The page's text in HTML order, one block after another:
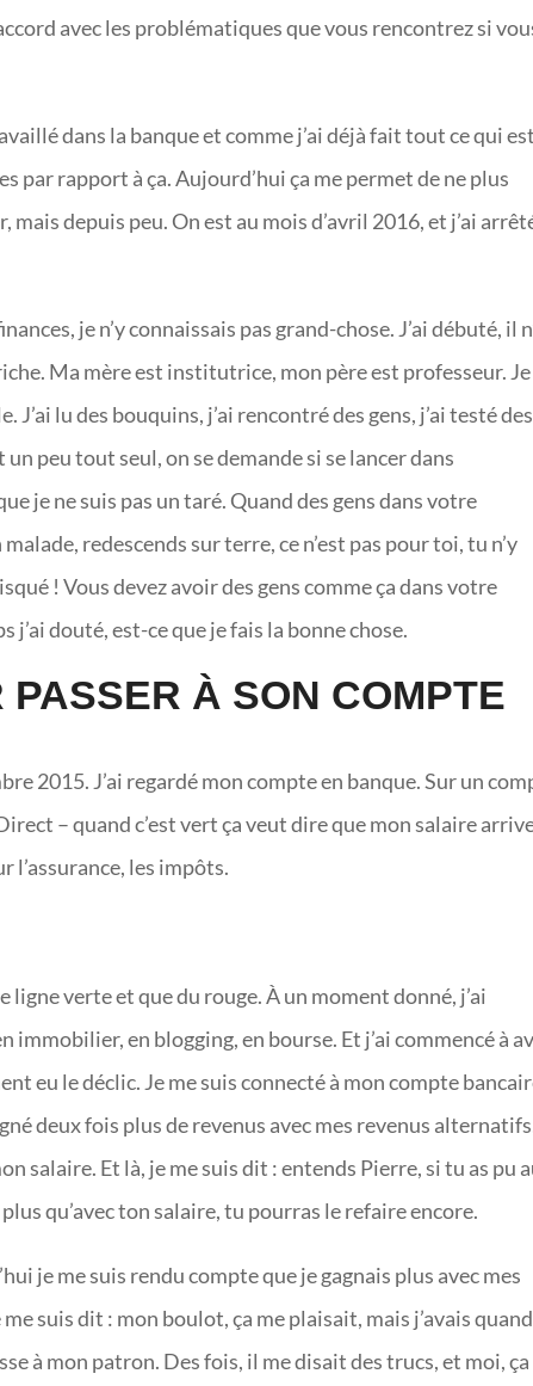
avec les problématiques que vous rencontrez si
dans la banque et comme j’ai déjà fait tout ce qui
par rapport à ça. Aujourd’hui ça me permet de ne plus
mais depuis peu. On est au mois d’avril 2016, et j’ai
je n’y connaissais pas grand-chose. J’ai débuté, il
Ma mère est institutrice, mon père est professeur. Je
J’ai lu des bouquins, j’ai rencontré des gens, j’ai testé des
peu tout seul, on se demande si se lancer dans
je ne suis pas un taré. Quand des gens dans votre
redescends sur terre, ce n’est pas pour toi, tu n’y
! Vous devez avoir des gens comme ça dans votre
j’ai douté, est-ce que je fais la bonne chose.
À SON COMPTE
2015. J’ai regardé mon compte en banque. Sur un
– quand c’est vert ça veut dire que mon salaire
l’assurance, les impôts.
ligne verte et que du rouge. À un moment donné, j’ai
immobilier, en blogging, en bourse. Et j’ai commencé à
eu le déclic. Je me suis connecté à mon compte
deux fois plus de revenus avec mes revenus
salaire. Et là, je me suis dit : entends Pierre, si tu as pu
qu’avec ton salaire, tu pourras le refaire encore.
je me suis rendu compte que je gagnais plus avec mes
suis dit : mon boulot, ça me plaisait, mais j’avais quand
à mon patron. Des fois, il me disait des trucs, et moi, ça